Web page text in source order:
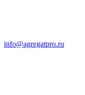
info@agregatpro.ru